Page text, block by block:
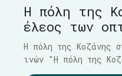
Η πόλη της
έλεος των
Η πόλη της Κοζάνης
ινών "Η πόλη της